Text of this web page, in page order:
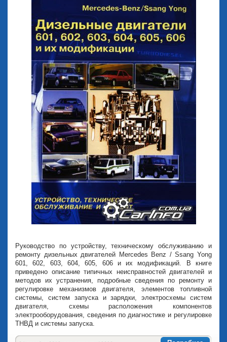
Руководство по устройству, техническому обслуживанию и
ремонту дизельных двигателей Mercedes Benz / Ssang Yong
601, 602, 603, 604, 605, 606 и их модификаций. В книге
приведено описание типичных неисправностей двигателей и
методов их устранения, подробные сведения по ремонту и
регулировке механизмов двигателя, элементов топливной
системы, систем запуска и зарядки, электросхемы систем
двигателя, схемы расположения компонентов
электрооборудования, сведения по диагностике и регулировке
ТНВД и системы запуска.